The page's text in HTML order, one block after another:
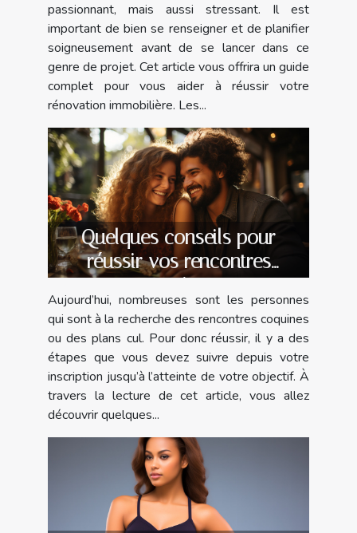
passionnant, mais aussi stressant. Il est
important de bien se renseigner et de planifier
soigneusement avant de se lancer dans ce
genre de projet. Cet article vous offrira un guide
complet pour vous aider à réussir votre
rénovation immobilière. Les...
Quelques conseils pour
réussir vos rencontres
coquines
Aujourd’hui, nombreuses sont les personnes
qui sont à la recherche des rencontres coquines
ou des plans cul. Pour donc réussir, il y a des
étapes que vous devez suivre depuis votre
inscription jusqu’à l’atteinte de votre objectif. À
travers la lecture de cet article, vous allez
découvrir quelques...